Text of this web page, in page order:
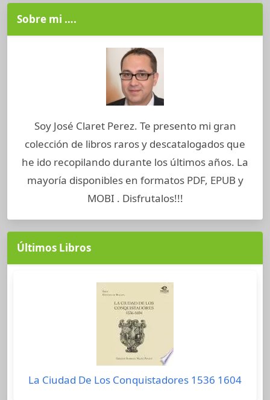
Sobre mi ….
Soy José Claret Perez. Te presento mi gran
colección de libros raros y descatalogados que
he ido recopilando durante los últimos años. La
mayoría disponibles en formatos PDF, EPUB y
MOBI . Disfrutalos!!!
Últimos Libros
La Ciudad De Los Conquistadores 1536 1604